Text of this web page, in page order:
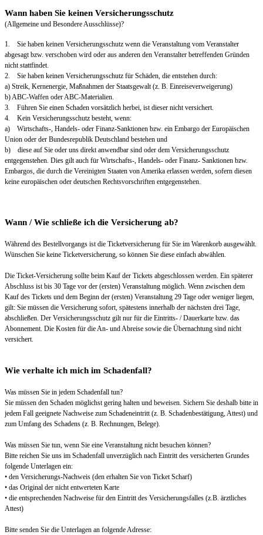
Wann haben Sie keinen Versicherungsschutz
(Allgemeine und Besondere Ausschlüsse)?
1. Sie haben keinen Versicherungsschutz wenn die Veranstaltung vom Veranstalter
abgesagt bzw. verschoben wird oder aus anderen den Veranstalter betreffenden Gründen
nicht stattfindet.
2. Sie haben keinen Versicherungsschutz für Schäden, die entstehen durch:
a) Streik, Kernenergie, Maßnahmen der Staatsgewalt (z. B. Einreiseverweigerung)
b) ABC-Waffen oder ABC-Materialien.
3. Führen Sie einen Schaden vorsätzlich herbei, ist dieser nicht versichert.
4. Kein Versicherungsschutz besteht, wenn:
a) Wirtschafts-, Handels- oder Finanz-Sanktionen bzw. ein Embargo der Europäischen
Union oder der Bundesrepublik Deutschland bestehen und
b) diese auf Sie oder uns direkt anwendbar sind oder dem Versicherungsschutz
entgegenstehen. Dies gilt auch für Wirtschafts-, Handels- oder Finanz- Sanktionen bzw.
Embargos, die durch die Vereinigten Staaten von Amerika erlassen werden, sofern diesen
keine europäischen oder deutschen Rechtsvorschriften entgegenstehen.
Wann / Wie schließe ich die Versicherung ab?
Während des Bestellvorgangs ist die Ticketversicherung für Sie im Warenkorb ausgewählt.
Wünschen Sie keine Ticketversicherung, so können Sie diese einfach abwählen.
Die Ticket-Versicherung sollte beim Kauf der Tickets abgeschlossen werden. Ein späterer
Abschluss ist bis 30 Tage vor der (ersten) Veranstaltung möglich. Wenn zwischen dem
Kauf des Tickets und dem Beginn der (ersten) Veranstaltung 29 Tage oder weniger liegen,
gilt: Sie müssen die Versicherung sofort, spätestens innerhalb der nächsten drei Tage,
abschließen. Der Versicherungsschutz gilt nur für die Eintritts- / Dauerkarte bzw. das
Abonnement. Die Kosten für die An- und Abreise sowie die Übernachtung sind nicht
versichert.
Wie verhalte ich mich im Schadenfall?
Was müssen Sie in jedem Schadenfall tun?
Sie müssen den Schaden möglichst gering halten und beweisen. Sichern Sie deshalb bitte in
jedem Fall geeignete Nachweise zum Schadeneintritt (z. B. Schadenbestätigung, Attest) und
zum Umfang des Schadens (z. B. Rechnungen, Belege).
Was müssen Sie tun, wenn Sie eine Veranstaltung nicht besuchen können?
Bitte reichen Sie uns im Schadenfall unverzüglich nach Eintritt des versicherten Grundes
folgende Unterlagen ein:
• den Versicherungs-Nachweis (den erhalten Sie von Ticket Scharf)
• das Original der nicht entwerteten Karte
• die entsprechenden Nachweise für den Eintritt des Versicherungsfalles (z.B. ärztliches
Attest)
Bitte senden Sie die Unterlagen an folgende Adresse: